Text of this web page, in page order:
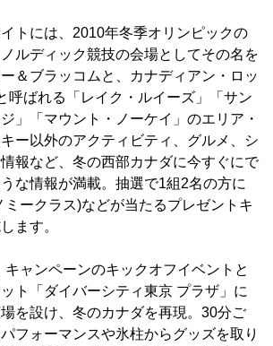
トには、2010年冬季オリンピックの
ルディック競技の会場としてその名を
＆ブラッコムと、カナディアン・ロッ
呼ばれる「レイク・ルイーズ」「サン
」「マウント・ノーケイ」のエリア・
ー以外のアクティビティ、グルメ、シ
報など、冬の西部カナダに今すぐにで
な情報が満載。抽選で1組2名の方に
ークラス)などが当たるプレゼントキ
ます。
ャンペーンのキックオフイベントと
ト「ダイバーシティ東京 プラザ」に
を設け、冬のカナダを再現。30分ご
フォーマンスや氷柱からグッズを取り